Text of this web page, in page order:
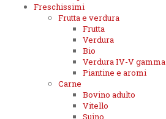
Freschissimi
Frutta e verdura
Frutta
Verdura
Bio
Verdura IV-V gamma
Piantine e aromi
Carne
Bovino adulto
Vitello
Suino